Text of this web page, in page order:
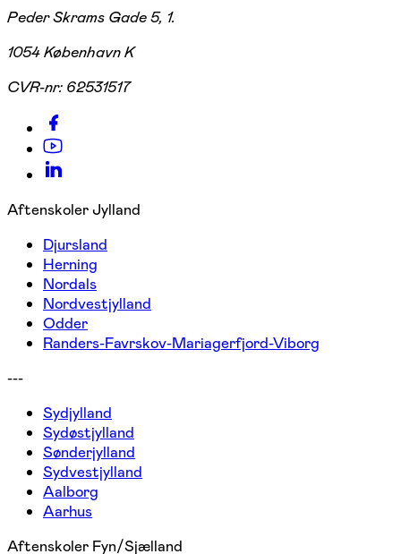
Peder Skrams Gade 5, 1.
1054 København K
CVR-nr: 62531517
Aftenskoler Jylland
Djursland
Herning
Nordals
Nordvestjylland
Odder
Randers-Favrskov-Mariagerfjord-Viborg
---
Sydjylland
Sydøstjylland
Sønderjylland
Sydvestjylland
Aalborg
Aarhus
Aftenskoler Fyn/Sjælland